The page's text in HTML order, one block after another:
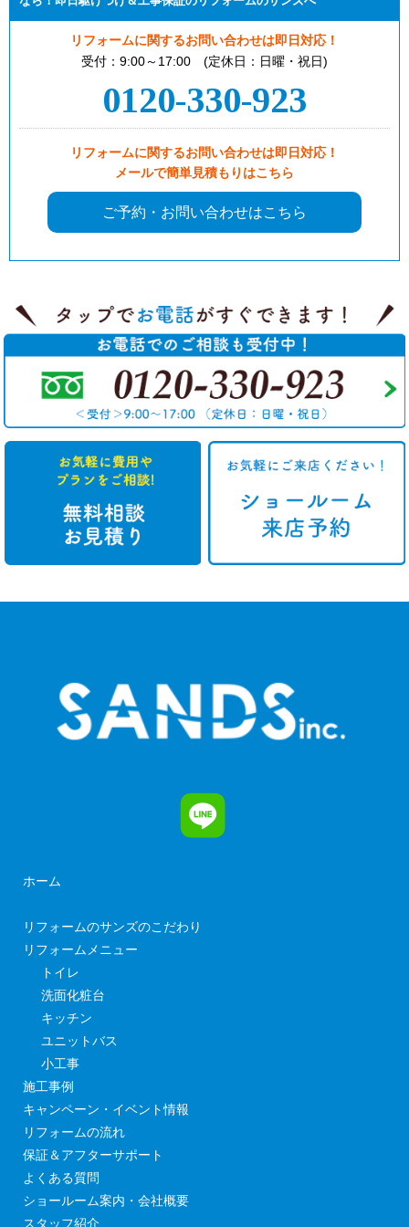
リフォームに関するお問い合わせは即日対応！
受付：9:00～17:00 (定休日：日曜・祝日)
0120-330-923
リフォームに関するお問い合わせは即日対応！
メールで簡単見積もりはこちら
ご予約・お問い合わせはこちら
ホーム
リフォームのサンズのこだわり
リフォームメニュー
トイレ
洗面化粧台
キッチン
ユニットバス
小工事
施工事例
キャンペーン・イベント情報
リフォームの流れ
保証＆アフターサポート
よくある質問
ショールーム案内・会社概要
スタッフ紹介